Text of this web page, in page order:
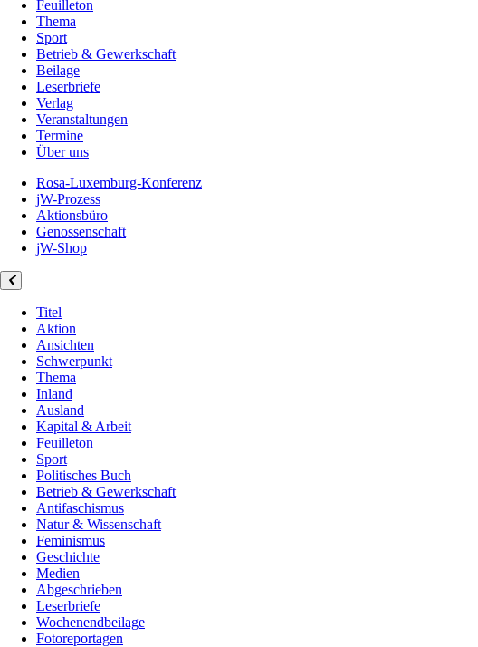
Feuilleton
Thema
Sport
Betrieb & Gewerkschaft
Beilage
Leserbriefe
Verlag
Veranstaltungen
Termine
Über uns
Rosa-Luxemburg-Konferenz
jW-Prozess
Aktionsbüro
Genossenschaft
jW-Shop
Titel
Aktion
Ansichten
Schwerpunkt
Thema
Inland
Ausland
Kapital & Arbeit
Feuilleton
Sport
Politisches Buch
Betrieb & Gewerkschaft
Antifaschismus
Natur & Wissenschaft
Feminismus
Geschichte
Medien
Abgeschrieben
Leserbriefe
Wochenendbeilage
Fotoreportagen